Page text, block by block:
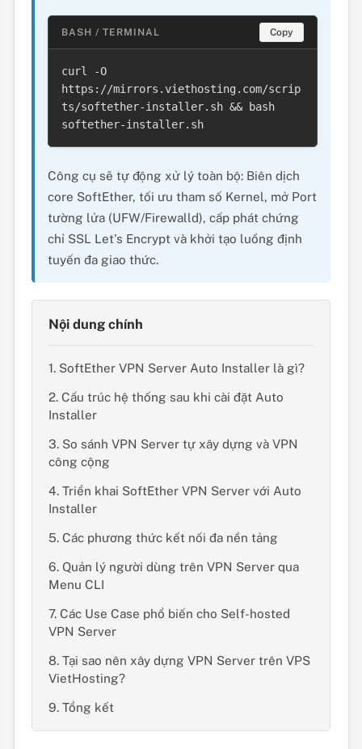
BASH / TERMINAL Copy
curl -O
https://mirrors.viethosting.com/scrip
ts/softether-installer.sh && bash
softether-installer.sh
Công cụ sẽ tự động xử lý toàn bộ: Biên dịch
core SoftEther, tối ưu tham số Kernel, mở Port
tường lửa (UFW/Firewalld), cấp phát chứng
chỉ SSL Let's Encrypt và khởi tạo luồng định
tuyến đa giao thức.
Nội dung chính
1. SoftEther VPN Server Auto Installer là gì?
2. Cấu trúc hệ thống sau khi cài đặt Auto
Installer
3. So sánh VPN Server tự xây dựng và VPN
công cộng
4. Triển khai SoftEther VPN Server với Auto
Installer
5. Các phương thức kết nối đa nền tảng
6. Quản lý người dùng trên VPN Server qua
Menu CLI
7. Các Use Case phổ biến cho Self-hosted
VPN Server
8. Tại sao nên xây dựng VPN Server trên VPS
VietHosting?
9. Tổng kết